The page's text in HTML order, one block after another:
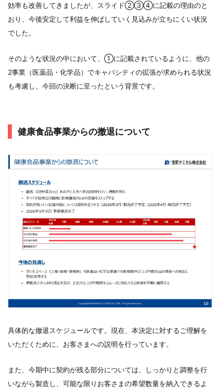
効率も改善してきましたが、スライド②③④に記載の理由のと
おり、今後安定して利益を伸ばしていく見込みが立ちにくい状況
でした。
そのような状況の中において、①に記載されているように、他の
2事業（医薬品・化学品）でキャパシティの拡張が求められる状況
も考慮し、今回の決断に至ったという背景です。
健康食品事業からの撤退について
具体的な撤退スケジュールです。現在、本決定に対するご理解を
いただくために、お客さまへの説明を行っています。
また、今期中に契約が残る部分については、しっかりと調整を行
いながら製造し、可能な限りお客さまの希望数量を納入できるよ